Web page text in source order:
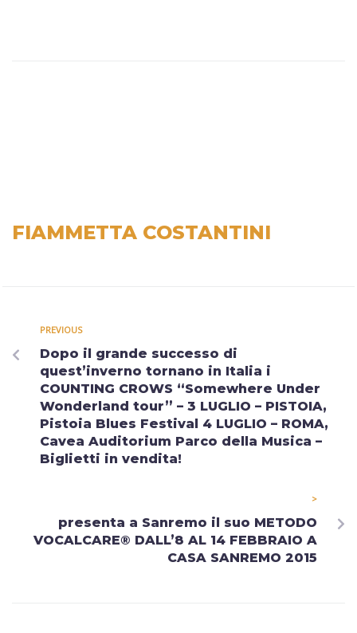
FIAMMETTA COSTANTINI
PREVIOUS
Dopo il grande successo di
quest’inverno tornano in Italia i
COUNTING CROWS “Somewhere Under
Wonderland tour” – 3 LUGLIO – PISTOIA,
Pistoia Blues Festival 4 LUGLIO – ROMA,
Cavea Auditorium Parco della Musica –
Biglietti in vendita!
>
presenta a Sanremo il suo METODO
VOCALCARE® DALL’8 AL 14 FEBBRAIO A
CASA SANREMO 2015